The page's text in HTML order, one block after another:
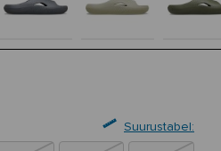
Suurustabel: